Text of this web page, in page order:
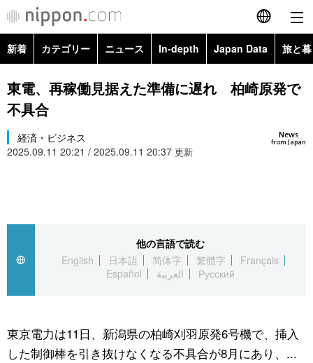
English
简体字
Русский
カテゴリー
国際
社会
文化
アーカイブ
Japan Data
旅と暮らし
動画/Live
新着 カテゴリー ニュース In-depth Japan Data 旅と
政治・外交
経済・ビジネス
国際・海外
文化
科学・技術
暮らし
スポーツ・東京2020
Topics
東電、再稼働見据えた準備に遅れ 柏崎原発で
不具合
News
from Japan
経済・ビジネス
2025.09.11 20:21 / 2025.09.11 20:37 更新
他の言語で読む
English
日本語 简体字 繁體字
Français
Español
العربية Русский
東京電力は11日、新潟県の柏崎刈羽原発6号機で、挿入
した制御棒を引き抜けなくなる不具合が8月にあり、...